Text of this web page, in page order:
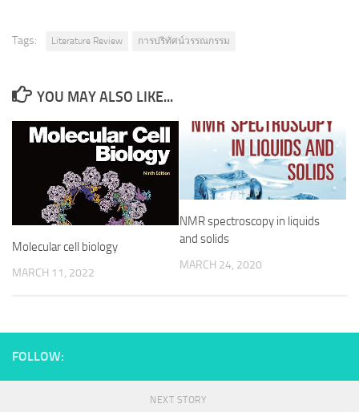
Tags: Literature Review การปริทัศน์วรรณกรรม
YOU MAY ALSO LIKE...
Molecular cell biology
MARCH 11, 2022
NMR spectroscopy in liquids
and solids
MARCH 24, 2020
FOLLOW:
NEXT STORY